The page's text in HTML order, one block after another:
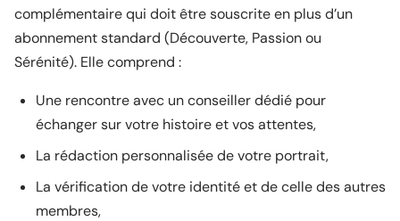
complémentaire qui doit être souscrite en plus d’un
abonnement standard (Découverte, Passion ou
Sérénité). Elle comprend :
Une rencontre avec un conseiller dédié pour
échanger sur votre histoire et vos attentes,
La rédaction personnalisée de votre portrait,
La vérification de votre identité et de celle des autres
membres,